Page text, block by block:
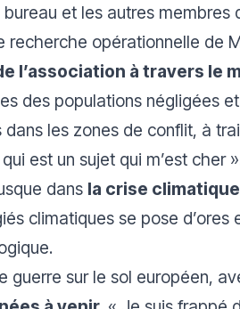
et les autres membres
opérationnelle de
l’association à travers le
des populations négligées
les zones de conflit, à
est un sujet qui m’est cher
dans la crise
climatiques se pose
guerre sur le sol européen,